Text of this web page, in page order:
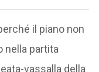
il piano non
nella partita
vassalla della